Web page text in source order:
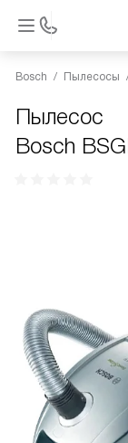
Bosch Пылесосы
Пылесос
Bosch